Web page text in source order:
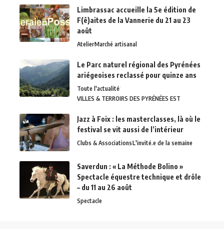
Limbrassac accueille la 5e édition de
F(ê)aites de la Vannerie du 21 au 23
août
AtelierMarché artisanal
Le Parc naturel régional des Pyrénées
ariégeoises reclassé pour quinze ans
Toute l'actualité
VILLES & TERROIRS DES PYRÉNÉES EST
Jazz à Foix : les masterclasses, là où le
festival se vit aussi de l’intérieur
Clubs & AssociationsL'invité.e de la semaine
Saverdun : « La Méthode Bolino »
Spectacle équestre technique et drôle
– du 11 au 26 août
Spectacle